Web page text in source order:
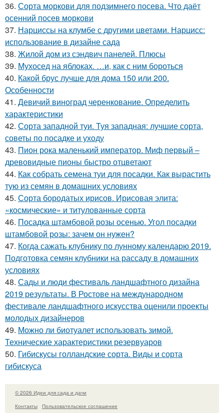
36. Сорта моркови для подзимнего посева. Что даёт
осенний посев моркови
37. Нарциссы на клумбе с другими цветами. Нарцисс:
использование в дизайне сада
38. Жилой дом из сэндвич панелей. Плюсы
39. Мухосед на яблоках. …и, как с ним бороться
40. Какой брус лучше для дома 150 или 200.
Особенности
41. Девичий виноград черенкование. Определить
характеристики
42. Сорта западной туи. Туя западная: лучшие сорта,
советы по посадке и уходу
43. Пион рока маленький император. Миф первый –
древовидные пионы быстро отцветают
44. Как собрать семена туи для посадки. Как вырастить
тую из семян в домашних условиях
45. Сорта бородатых ирисов. Ирисовая элита:
«космические» и титулованные сорта
46. Посадка штамбовой розы осенью. Угол посадки
штамбовой розы: зачем он нужен?
47. Когда сажать клубнику по лунному календарю 2019.
Подготовка семян клубники на рассаду в домашних
условиях
48. Сады и люди фестиваль ландшафтного дизайна
2019 результаты. В Ростове на международном
фестивале ландшафтного искусства оценили проекты
молодых дизайнеров
49. Можно ли биотуалет использовать зимой.
Технические характеристики резервуаров
50. Гибискусы голландские сорта. Виды и сорта
гибискуса
© 2026 Идеи для сада и дачи
Контакты
Пользовательское соглашение